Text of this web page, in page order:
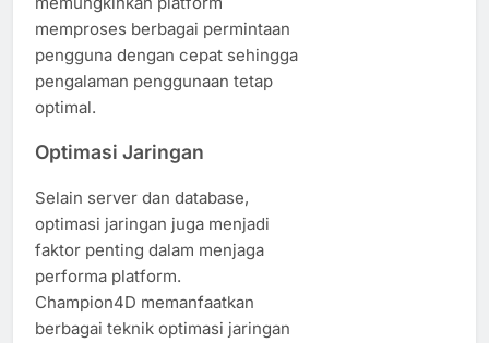
memproses berbagai permintaan
pengguna dengan cepat sehingga
pengalaman penggunaan tetap
optimal.
Optimasi Jaringan
Selain server dan database,
optimasi jaringan juga menjadi
faktor penting dalam menjaga
performa platform.
Champion4D memanfaatkan
berbagai teknik optimasi jaringan